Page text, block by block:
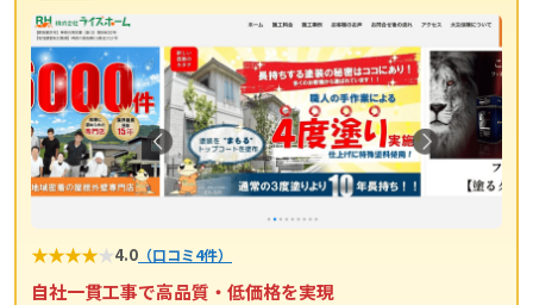
★★★★★4.0 （口コミ4件）
自社一貫工事で高品質・低価格を実現